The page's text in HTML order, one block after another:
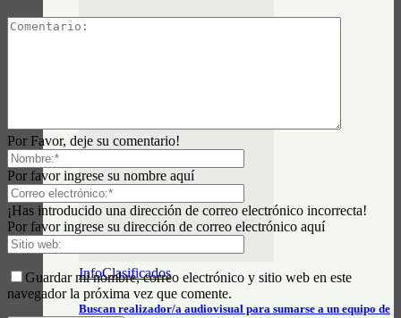
InfoClasificados
Buscan realizador/a audiovisual para sumarse a un equipo de
Por Favor, deje su comentario!
Por favor ingrese su nombre aquí
¡Has introducido una dirección de correo electrónico incorrecta!
Por favor ingrese su dirección de correo electrónico aquí
Guardar mi nombre, correo electrónico y sitio web en este
navegador la próxima vez que comente.